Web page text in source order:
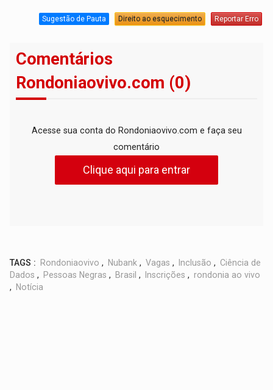
Sugestão de Pauta Direito ao esquecimento Reportar Erro
Comentários
Rondoniaovivo.com (0)
Acesse sua conta do Rondoniaovivo.com e faça seu
comentário
Clique aqui para entrar
TAGS : Rondoniaovivo , Nubank , Vagas , Inclusão , Ciência de
Dados , Pessoas Negras , Brasil , Inscrições , rondonia ao vivo
,
Notícia